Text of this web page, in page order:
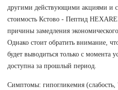
другими действующими акциями и
стоимость Кстово - Пептид
причины замедления
Однако стоит обратить внимание,
будет выводиться только с момента
доступна за прошлый период.
Симптомы: гипогликемия